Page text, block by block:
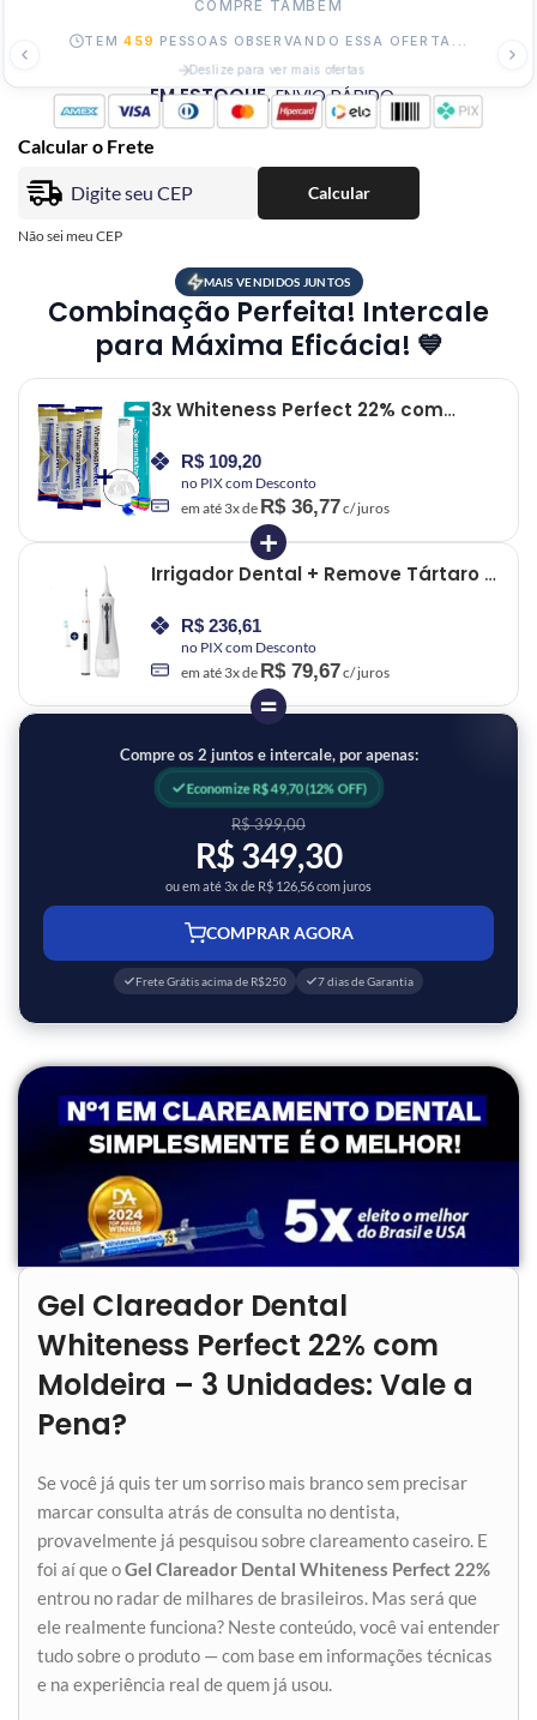
COMPRE TAMBÉM
TEM 459 PESSOAS OBSERVANDO ESSA OFERTA...
Deslize para ver mais ofertas
EM ESTOQUE.ENVIO RÁPIDO
Calcular o Frete
Calcular
Não sei meu CEP
MAIS VENDIDOS JUNTOS
Combinação Perfeita! Intercale
para Máxima Eficácia! 💙
3x Whiteness Perfect 22% com
R$ 109,20
no PIX com Desconto
em até 3x de R$36,77c/ juros
+
Irrigador Dental + Remove Tártaro –
R$ 236,61
no PIX com Desconto
em até 3x de R$79,67c/ juros
=
Compre os 2 juntos e intercale, por apenas:
Economize R$ 49,70 (12% OFF)
R$ 399,00
R$ 349,30
ou em até 3x de R$ 126,56 com juros
COMPRAR AGORA
Frete Grátis acima de R$250 7 dias de Garantia
Gel Clareador Dental
Whiteness Perfect 22% com
Moldeira – 3 Unidades: Vale a
Pena?
Se você já quis ter um sorriso mais branco sem precisar
marcar consulta atrás de consulta no dentista,
provavelmente já pesquisou sobre clareamento caseiro. E
foi aí que oGel Clareador Dental Whiteness Perfect 22%
entrou no radar de milhares de brasileiros. Mas será que
ele realmente funciona? Neste conteúdo, você vai entender
tudo sobre o produto — com base em informações técnicas
e na experiência real de quem já usou.